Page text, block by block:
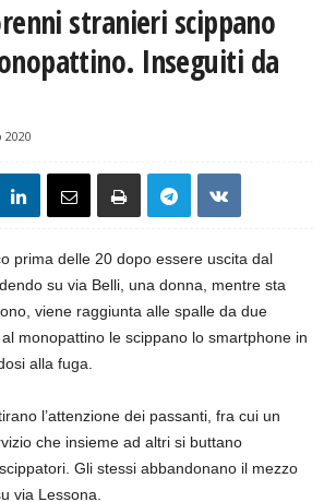
stranieri scippano
Inseguiti da
2020
prima delle 20 dopo essere uscita dal
su via Belli, una donna, mentre sta
viene raggiunta alle spalle da due
monopattino le scippano lo smartphone in
alla fuga.
l’attenzione dei passanti, fra cui un
che insieme ad altri si buttano
Gli stessi abbandonano il mezzo
via Lessona.